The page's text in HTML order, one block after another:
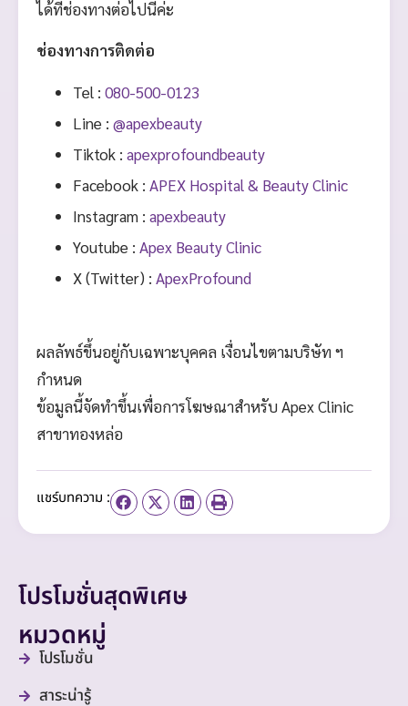
ได้ที่ช่องทางต่อไปนี้ค่ะ
ช่องทางการติดต่อ
Tel : 080-500-0123
Line : @apexbeauty
Tiktok : apexprofoundbeauty
Facebook : APEX Hospital & Beauty Clinic
Instagram : apexbeauty
Youtube : Apex Beauty Clinic
X (Twitter) : ApexProfound
ผลลัพธ์ขึ้นอยู่กับเฉพาะบุคคล เงื่อนไขตามบริษัท ฯ
กำหนด
ข้อมูลนี้จัดทำขึ้นเพื่อการโฆษณาสำหรับ Apex Clinic
สาขาทองหล่อ
แชร์บทความ :
โปรโมชั่นสุดพิเศษ
หมวดหมู่
โปรโมชั่น
สาระน่ารู้